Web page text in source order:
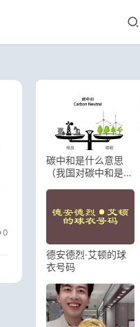
0
碳中和是什么意思
（我国对碳中和是什
德安德烈·艾顿的球
衣号码